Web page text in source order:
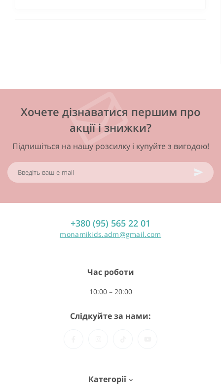
Хочете дізнаватися першим про
акції і знижки?
Підпишіться на нашу розсилку і купуйте з вигодою!
+380 (95) 565 22 01
monamikids.adm@gmail.com
Категорії
Час роботи
10:00 – 20:00
Слідкуйте за нами: